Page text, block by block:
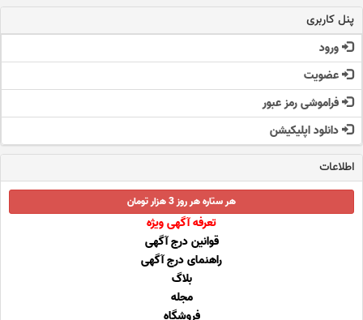
پنل کاربری
ورود
عضویت
فراموشی رمز عبور
دانلود اپلیکیشن
اطلاعات
هر ستاره هر روز 3 هزار تومان
تعرفه آگهی ویژه
قوانین درج آگهی
راهنمای درج آگهی
بلاگ
مجله